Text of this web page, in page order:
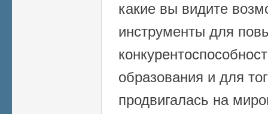
какие вы видите
инструменты для
образования и для
продвигалась на